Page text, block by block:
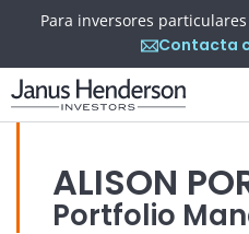
Para inversores
Contacta
ALISON
Portfolio